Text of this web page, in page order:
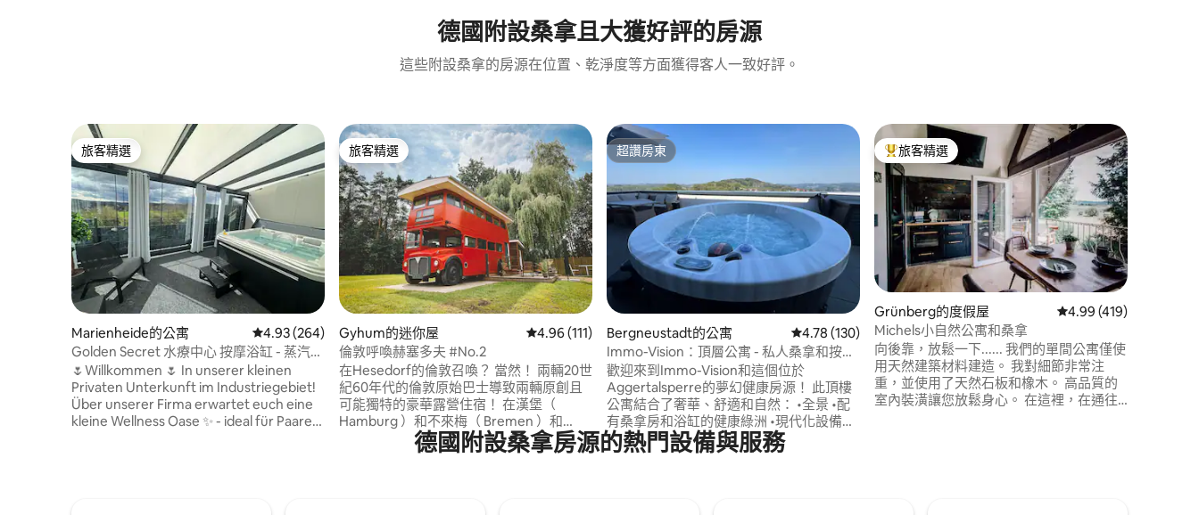
德國附設桑拿且大獲好評的房源
這些附設桑拿的房源在位置、乾淨度等方面獲得客人一致好評。
旅客精選
旅客精選
Marienheide的公寓 從 264 則評價中獲得 4.93 的平均評分（滿分 5 分）
4.93 (264)
Golden Secret 水療中心 按摩浴缸 - 蒸汽桑
拿
🌷Willkommen 🌷 In unserer kleinen
Privaten Unterkunft im Industriegebiet!
Über unserer Firma erwartet euch eine
kleine Wellness Oase ✨ - ideal für Paare,
旅客精選
旅客精選
Gyhum的迷你屋 從 111 則評價中獲得 4.96 的平均評分（滿分 5 分）
4.96 (111)
倫敦呼喚赫塞多夫 #No.2
在Hesedorf的倫敦召喚？ 當然！ 兩輛20世
紀60年代的倫敦原始巴士導致兩輛原創且
可能獨特的豪華露營住宿！ 在漢堡（
Hamburg ）和不來梅（ Bremen ）和
「Kliemannsland」之間，騎自行車即可抵
達下薩克森州（ Lower Saxony ）的性質，
超讚房東
超讚房東
Bergneustadt的公寓 從 130 則評價中獲得 4.78 的平均評分（滿分 5 分）
4.78 (130)
Immo-Vision：頂層公寓 - 私人桑拿和按摩
浴缸
歡迎來到Immo-Vision和這個位於
Aggertalsperre的夢幻健康房源！ 此頂樓
公寓結合了奢華、舒適和自然： •全景 •配
有桑拿房和浴缸的健康綠洲 •現代化設備與
服務 • 配有按摩浴缸和休息區的露臺 •智慧
電視 • 2 間臥室，配有舒適的 1.80 雙人床 •
旅客精選榜首
旅客精選
Grünberg的度假屋 從 419 則評價中獲得
4.99 (419)
Michels小自然公寓和桑拿
向後靠，放鬆一下...... 我們的單間公寓僅使
用天然建築材料建造。 我對細節非常注
重，並使用了天然石板和橡木。 高品質的
室內裝潢讓您放鬆身心。 在這裡，在通往
德國附設桑拿房源的熱門設備與服務